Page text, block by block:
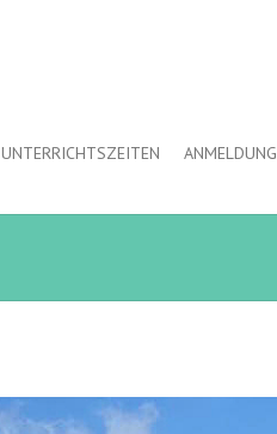
UNTERRICHTSZEITEN ANMELDUNG